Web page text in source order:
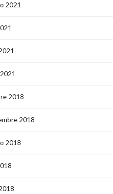
2021
2018
2018
2018